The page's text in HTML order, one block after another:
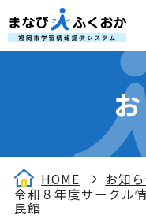
HOME
お知
令和８年度サークル
民館